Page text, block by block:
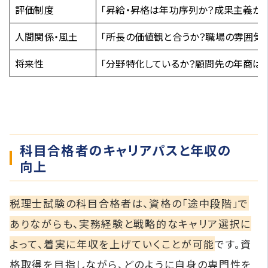
評価制度
「昇給・昇格は年功序列か？成果主義か？
人間関係・風土
「所長の価値観と合うか？職場の雰囲気
将来性
「分野特化しているか？顧問先の年商は
科目合格者のキャリアパスと年収の
向上
税理士試験の科目合格者は、資格の「途中段階」で
ありながらも、実務経験と戦略的なキャリア選択に
よって、着実に年収を上げていくことが可能です。資
格取得を目指しながら、どのように自身の専門性を